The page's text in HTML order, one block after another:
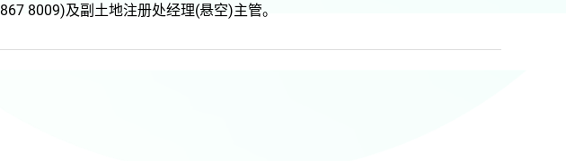
8009)及副土地注册处经理(悬空)主管。